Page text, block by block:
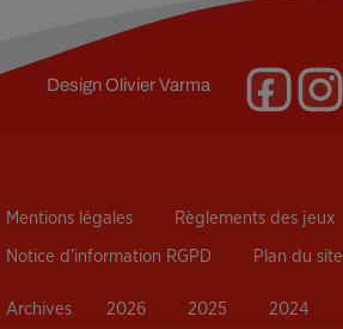
DesignOlivier Varma
Mentions légales Règlements des jeux
Notice d’information RGPD Plan du site
Archives 2026 2025 2024